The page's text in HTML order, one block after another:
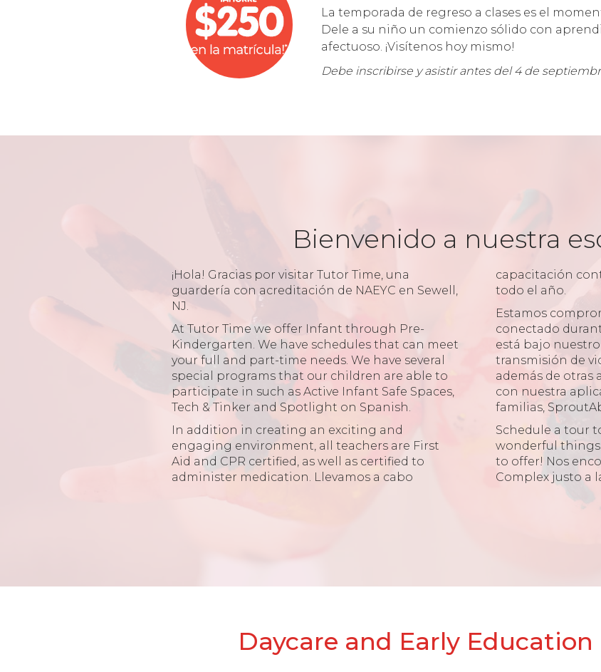
La temporada de regreso a clases es el
Dele a su niño un comienzo sólido con
afectuoso. ¡Visítenos hoy mismo!
Debe inscribirse y asistir antes del 4 de
Bienvenido a nuestra
¡Hola! Gracias por visitar Tutor Time, una
guardería con acreditación de NAEYC en Sewell,
NJ.
At Tutor Time we offer Infant through Pre-
Kindergarten. We have schedules that can meet
your full and part-time needs. We have several
special programs that our children are able to
participate in such as Active Infant Safe Spaces,
Tech & Tinker and Spotlight on Spanish.
In addition in creating an exciting and
engaging environment, all teachers are First
Aid and CPR certified, as well as certified to
administer medication. Llevamos a cabo
capacitación
todo el año.
Estamos
conectado
está bajo
transmisión de
además de otras
con nuestra
familias,
Schedule a tour
wonderful things
to offer! Nos
Complex justo a
Daycare and Early